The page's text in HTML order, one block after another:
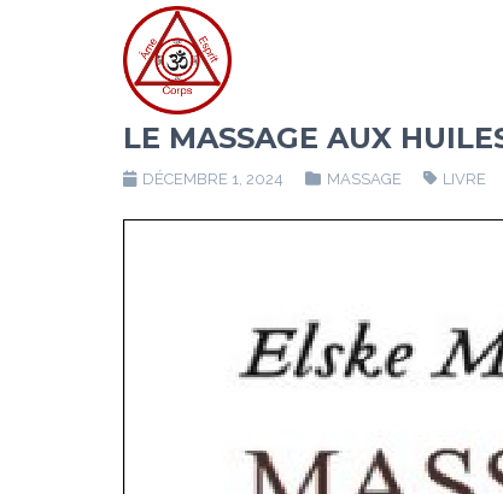
LE MASSAGE AUX
DÉCEMBRE 1, 2024 MASSAGE LIVRE